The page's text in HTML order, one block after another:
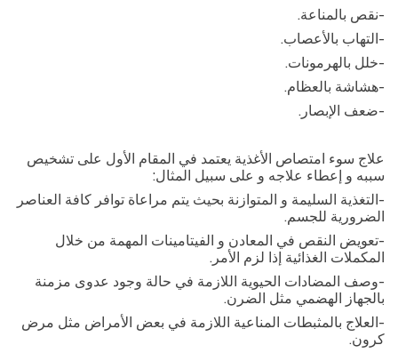
-نقص بالمناعة.
-التهاب بالأعصاب.
-خلل بالهرمونات.
-هشاشة بالعظام.
-ضعف الإبصار .
علاج سوء امتصاص الأغذية يعتمد في المقام الأول على تشخيص
سببه و إعطاء علاجه و على سبيل المثال:
-التغذية السليمة و المتوازنة بحيث يتم مراعاة توافر كافة العناصر
الضرورية للجسم.
-تعويض النقص في المعادن و الفيتامينات المهمة من خلال
المكملات الغذائية إذا لزم الأمر .
-وصف المضادات الحيوية اللازمة في حالة وجود عدوى مزمنة
بالجهاز الهضمي مثل الضرن.
-العلاج بالمثبطات المناعية اللازمة في بعض الأمراض مثل مرض
كرون.